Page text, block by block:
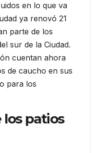
en lo que va
ya renovó 21
parte de los
sur de la Ciudad.
cuentan ahora
de caucho en sus
para los
los patios